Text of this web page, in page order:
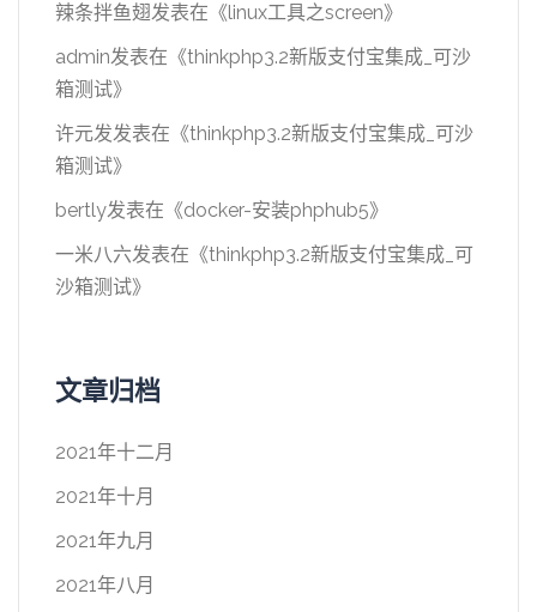
辣条拌鱼翅发表在《linux工具之screen》
admin发表在《thinkphp3.2新版支付宝集成_可沙
箱测试》
许元发发表在《thinkphp3.2新版支付宝集成_可沙
箱测试》
bertly发表在《docker-安装phphub5》
一米八六发表在《thinkphp3.2新版支付宝集成_可
沙箱测试》
文章归档
2021年十二月
2021年十月
2021年九月
2021年八月